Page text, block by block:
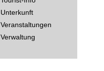
Unterkunft
Veranstaltungen
Verwaltung